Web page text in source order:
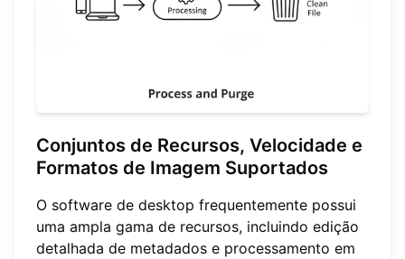
Conjuntos de Recursos, Velocidade e
Formatos de Imagem Suportados
O software de desktop frequentemente possui
uma ampla gama de recursos, incluindo edição
detalhada de metadados e processamento em